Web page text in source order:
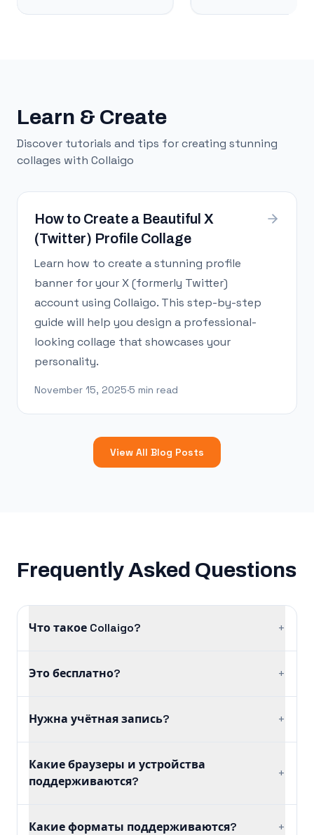
Learn & Create
Discover tutorials and tips for creating stunning
collages with Collaigo
How to Create a Beautiful X
(Twitter) Profile Collage
Learn how to create a stunning profile
banner for your X (formerly Twitter)
account using Collaigo. This step-by-step
guide will help you design a professional-
looking collage that showcases your
personality.
November 15, 2025·5 min read
View All Blog Posts
Frequently Asked Questions
Что такое Collaigo? +
Это бесплатно? +
Нужна учётная запись? +
Какие браузеры и устройства
поддерживаются?
+
Какие форматы поддерживаются? +